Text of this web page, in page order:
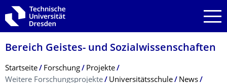
Zur Hauptnavigation springen
Zur Suche springen
Zum Inhalt springen
Bereich Geistes- und Sozialwissenschaf­ten
Breadcrumb-Menü
Startseite Forschung
Projekte
Weitere Forschungsprojekte
Universitätsschule
News